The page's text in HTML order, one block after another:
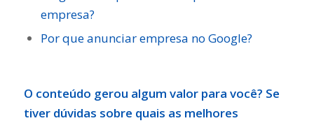
empresa?
Por que anunciar empresa no Google?
O conteúdo gerou algum valor para você? Se
tiver dúvidas sobre quais as melhores